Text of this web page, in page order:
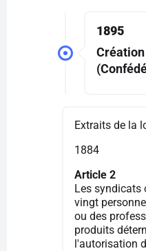
1895
Extraits de la
1884
Article 2
Les syndicats
vingt
ou des
produits
l'autorisation